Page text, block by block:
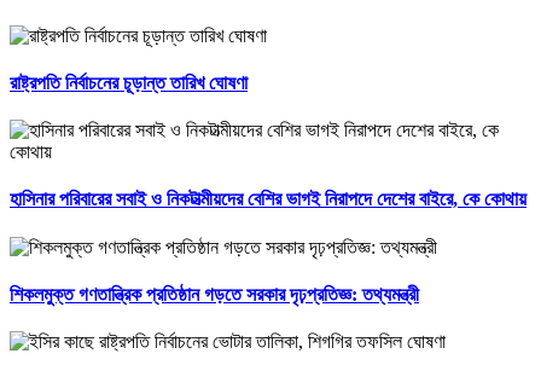
রাষ্ট্রপতি নির্বাচনের চূড়ান্ত তারিখ ঘোষণা
হাসিনার পরিবারের সবাই ও নিকটাত্মীয়দের বেশির ভাগই নিরাপদে দেশের বাইরে, কে কোথায়
শিকলমুক্ত গণতান্ত্রিক প্রতিষ্ঠান গড়তে সরকার দৃঢ়প্রতিজ্ঞ: তথ্যমন্ত্রী